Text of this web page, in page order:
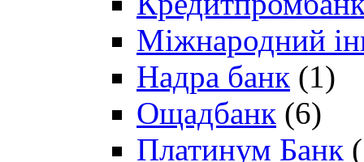
Міжнародний
Надра банк (1)
Ощадбанк (6)
Платинум Банк